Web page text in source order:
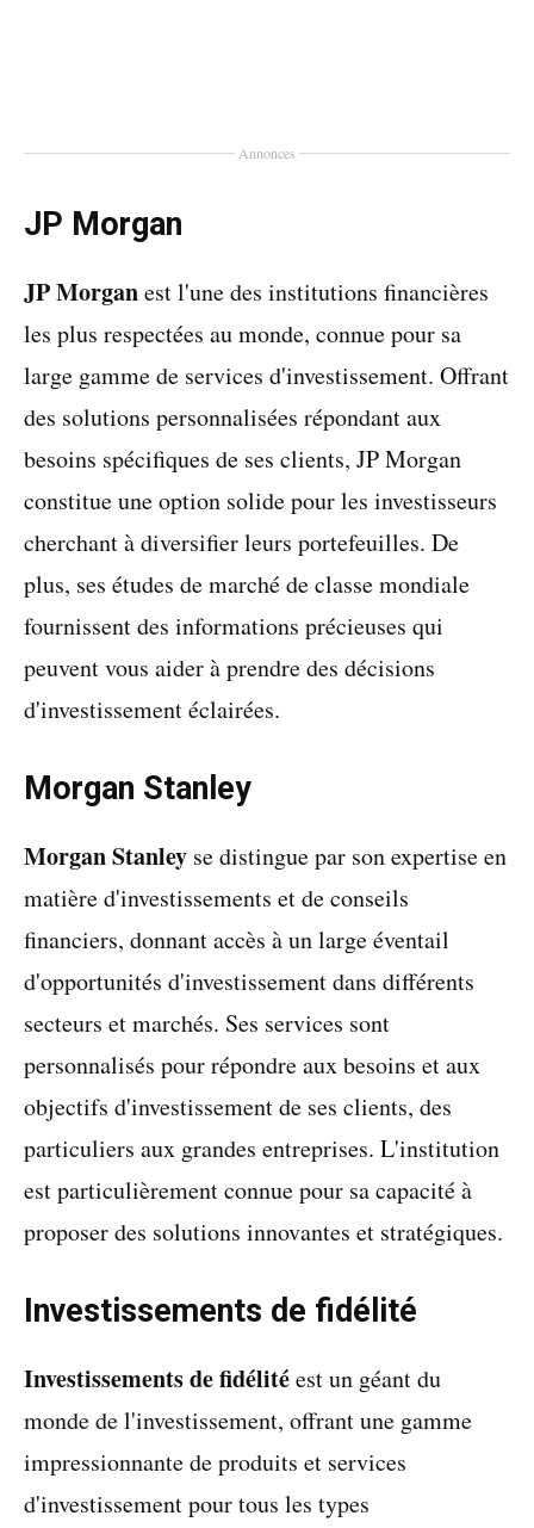
Annonces
JP Morgan
JP Morganest l'une des institutions financières
les plus respectées au monde, connue pour sa
large gamme de services d'investissement. Offrant
des solutions personnalisées répondant aux
besoins spécifiques de ses clients, JP Morgan
constitue une option solide pour les investisseurs
cherchant à diversifier leurs portefeuilles. De
plus, ses études de marché de classe mondiale
fournissent des informations précieuses qui
peuvent vous aider à prendre des décisions
d'investissement éclairées.
Morgan Stanley
Morgan Stanley se distingue par son expertise en
matière d'investissements et de conseils
financiers, donnant accès à un large éventail
d'opportunités d'investissement dans différents
secteurs et marchés. Ses services sont
personnalisés pour répondre aux besoins et aux
objectifs d'investissement de ses clients, des
particuliers aux grandes entreprises. L'institution
est particulièrement connue pour sa capacité à
proposer des solutions innovantes et stratégiques.
Investissements de fidélité
Investissements de fidélitéest un géant du
monde de l'investissement, offrant une gamme
impressionnante de produits et services
d'investissement pour tous les types